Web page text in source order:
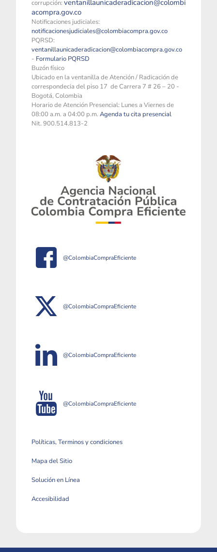
corrupción: ventanillaunicaderadicacion@colombi
acompra.gov.co
Notificaciones judiciales:
notificacionesjudiciales@colombiacompra.gov.co
PQRSD:
ventanillaunicaderadicacion@colombiacompra.gov.co
- Formulario PQRSD
Buzón físico
Ubicado en la ventanilla de Atención / Radicación de
correspondecia del piso 17 de Carrera 7 # 26 – 20 -
Bogotá, Colombia
Horario de Atención Presencial: Lunes a Viernes de
08:00 a.m. a 04:00 p.m. Agenda tu cita presencial
Nit. 900.514.813-2
@ColombiaCompraEficiente
@ColombiaCompraEficiente
@ColombiaCompraEficiente
@ColombiaCompraEficiente
Políticas, Terminos y condiciones
Mapa del Sitio
Solución en Línea
Accesibilidad